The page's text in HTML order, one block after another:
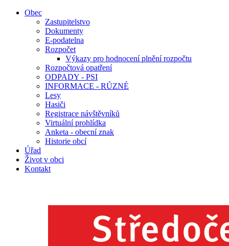
Obec
Zastupitelstvo
Dokumenty
E-podatelna
Rozpočet
Výkazy pro hodnocení plnění rozpočtu
Rozpočtová opatření
ODPADY - PSI
INFORMACE - RŮZNÉ
Lesy
Hasiči
Registrace návštěvníků
Virtuální prohlídka
Anketa - obecní znak
Historie obcí
Úřad
Život v obci
Kontakt